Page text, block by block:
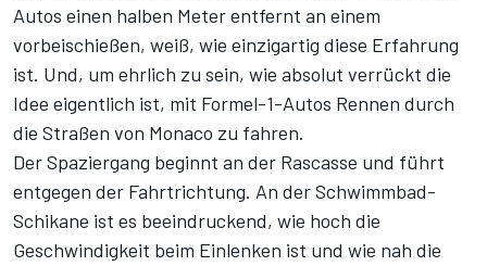
Autos einen halben Meter entfernt an einem
vorbeischießen, weiß, wie einzigartig diese Erfahrung
ist. Und, um ehrlich zu sein, wie absolut verrückt die
Idee eigentlich ist, mit Formel-1-Autos Rennen durch
die Straßen von Monaco zu fahren.
Der Spaziergang beginnt an der Rascasse und führt
entgegen der Fahrtrichtung. An der Schwimmbad-
Schikane ist es beeindruckend, wie hoch die
Geschwindigkeit beim Einlenken ist und wie nah die